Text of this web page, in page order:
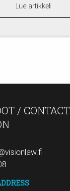
Lue artikkeli
/ CONTACT